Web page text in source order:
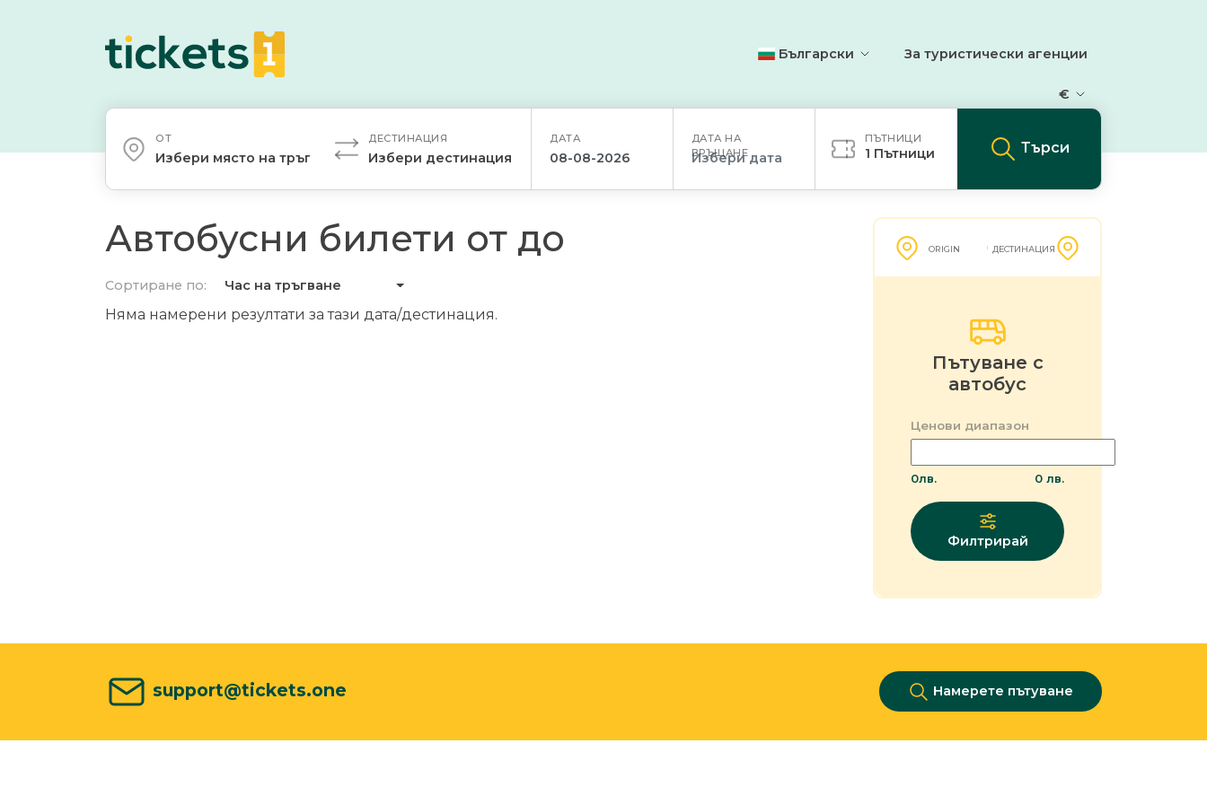
Български За туристически агенции
€
ОТ
Избери място на тръгване
ДЕСТИНАЦИЯ
Избери дестинация
ДАТА
ДАТА НА
ВРЪЩАНЕ
ПЪТНИЦИ
1 Пътници Търси
Автобусни билети от до
Сортиране по: Час на тръгване
Няма намерени резултати за тази дата/дестинация.
ORIGIN ДЕСТИНАЦИЯ
Пътуване с
автобус
Ценови диапазон
0лв. 0 лв.
Филтрирай
support@tickets.one Намерете пътуване